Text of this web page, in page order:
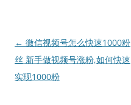
文
章
导
← 微信视频号怎么快速1000粉
丝 新手做视频号涨粉,如何快速
实现1000粉